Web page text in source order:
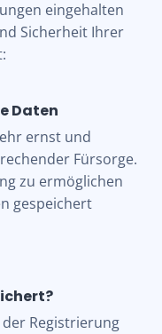
eingehalten
Sicherheit Ihrer
Daten
ernst und
Fürsorge.
zu ermöglichen
gespeichert
Registrierung